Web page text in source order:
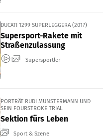
DUCATI 1299 SUPERLEGGERA (2017)
Supersport-Rakete mit
Straßenzulassung
Supersportler
PORTRÄT RUDI MUNSTERMANN UND
SEIN FOURSTROKE TRIAL
Sektion fürs Leben
Sport & Szene